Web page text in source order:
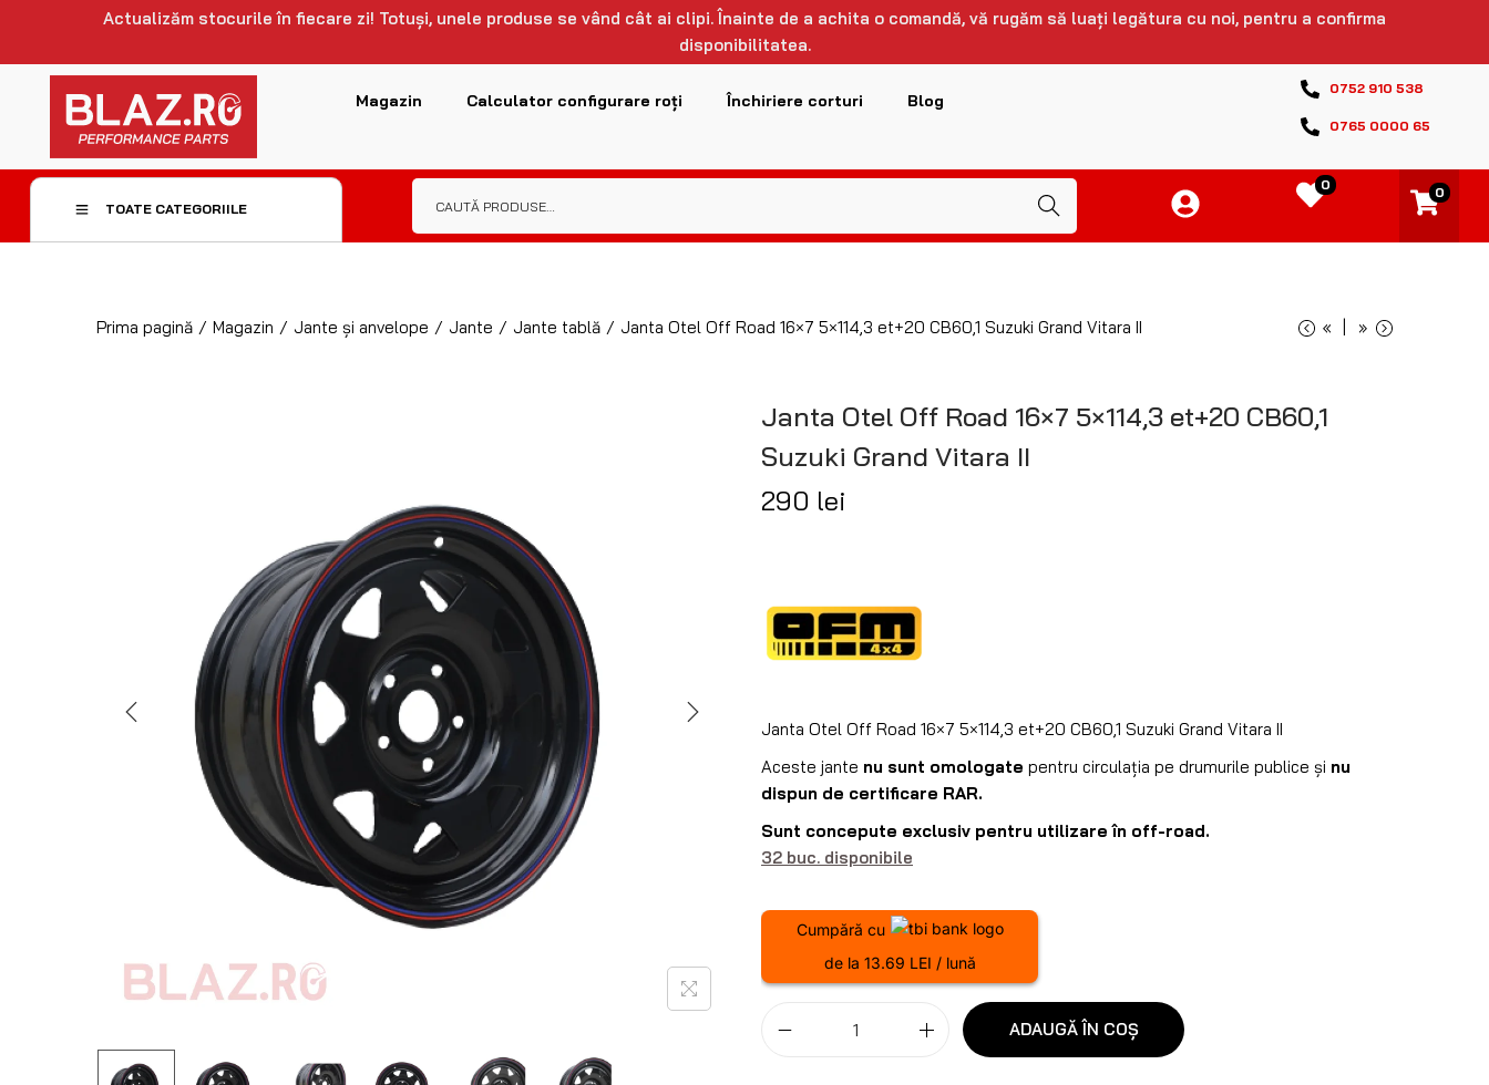
Actualizăm stocurile în fiecare zi! Totuși, unele produse se vând cât ai clipi. Înainte de a achita o comandă, vă rugăm să luați legătura cu noi, pentru a confirma
disponibilitatea.
Magazin Calculator configurare roți Închiriere corturi Blog
0752 910 538
0765 0000 65
TOATE CATEGORIILE Caută
0 0
Prima pagină / Magazin / Jante și anvelope / Jante / Jante tablă / Janta Otel Off Road 16×7 5×114,3 et+20 CB60,1 Suzuki Grand Vitara II « »
Janta Otel Off Road 16×7 5×114,3 et+20 CB60,1
Suzuki Grand Vitara II
290 lei
Janta Otel Off Road 16×7 5×114,3 et+20 CB60,1 Suzuki Grand Vitara II
Aceste jante nu sunt omologate pentru circulația pe drumurile publice și nu
dispun de certificare RAR.
Sunt concepute exclusiv pentru utilizare în off-road.
32 buc. disponibile
Cumpără cu
de la 13.69 LEI / lună
ADAUGĂ ÎN COȘ